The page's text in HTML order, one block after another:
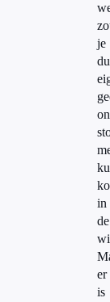
je
in
de
er
is